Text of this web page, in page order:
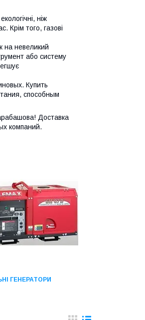
ніж
Крім того, газові
на невеликий
або систему
Купить
способным
Доставка
компаний.
ГЕНЕРАТОРИ